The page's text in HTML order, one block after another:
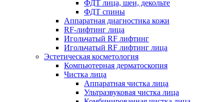
ФДТ лица, шеи, декольте
ФДТ спины
Аппаратная диагностика кожи
RF-лифтинг лица
Игольчатый RF лифтинг
Игольчатый RF лифтинг лица
Эстетическая косметология
Компьютерная дерматоскопия
Чистка лица
Аппаратная чистка лица
Ультразвуковая чистка лица